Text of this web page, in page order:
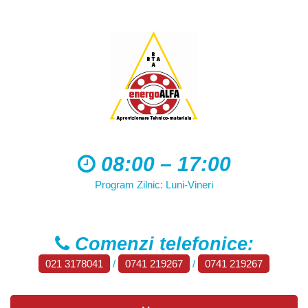
08:00 – 17:00
Program Zilnic: Luni-Vineri
Comenzi telefonice:
021 3178041 / 0741 219267 / 0741 219267